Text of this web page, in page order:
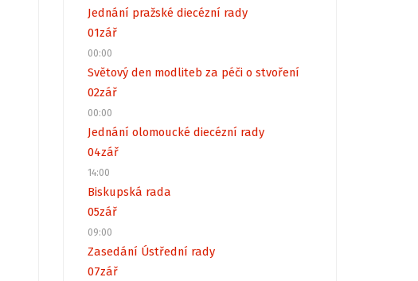
Jednání pražské diecézní rady
01zář
00:00
Světový den modliteb za péči o stvoření
02zář
00:00
Jednání olomoucké diecézní rady
04zář
14:00
Biskupská rada
05zář
09:00
Zasedání Ústřední rady
07zář